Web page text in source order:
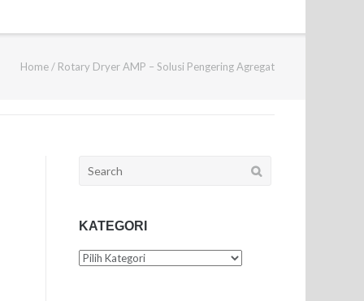
Home / Rotary Dryer AMP – Solusi Pengering Agregat
Search
KATEGORI
Kategori